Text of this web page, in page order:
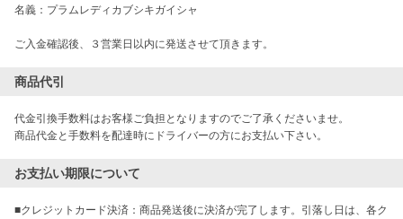
名義：プラムレディカブシキガイシャ
ご入金確認後、３営業日以内に発送させて頂きます。
商品代引
代金引換手数料はお客様ご負担となりますのでご了承くださいませ。
商品代金と手数料を配達時にドライバーの方にお支払い下さい。
お支払い期限について
■クレジットカード決済：商品発送後に決済が完了します。引落し日は、各ク